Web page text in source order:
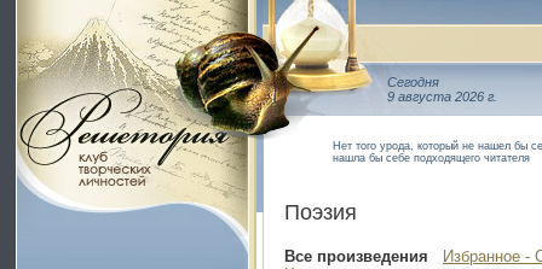
Сегодня
9 августа 2026 г.
Нет того урода, который не нашел бы
нашла бы себе подходящего читателя
Поэзия
Все произведения
Избранное -